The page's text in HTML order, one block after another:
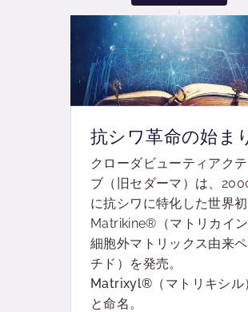
抗シワ革命の始ま
クローダビューティアク
ブ（旧セダーマ）は、
に抗シワに特化した世界
Matrikine®（マトリカイン
細胞外マトリックス由来
チド）を発売。
Matrixyl®（マトリキシル
と命名。